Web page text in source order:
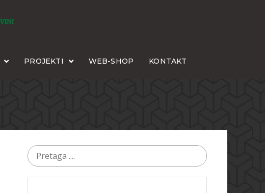
PROJEKTI WEB-SHOP KONTAKT